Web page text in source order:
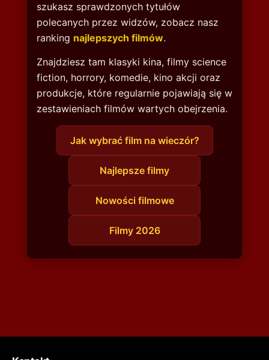
szukasz sprawdzonych tytułów
polecanych przez widzów, zobacz nasz
ranking najlepszych filmów.
Znajdziesz tam klasyki kina, filmy science
fiction, horrory, komedie, kino akcji oraz
produkcje, które regularnie pojawiają się w
zestawieniach filmów wartych obejrzenia.
Jak wybrać film na wieczór?
Najlepsze filmy
Nowości filmowe
Filmy 2026